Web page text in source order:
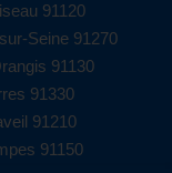
91120
Seine 91270
91130
91330
91210
91150